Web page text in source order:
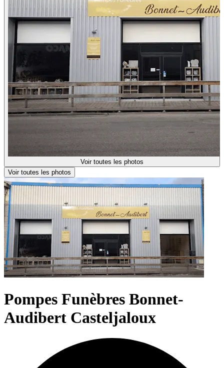
Voir toutes les photos
Voir toutes les photos
Pompes Funèbres Bonnet-
Audibert Casteljaloux